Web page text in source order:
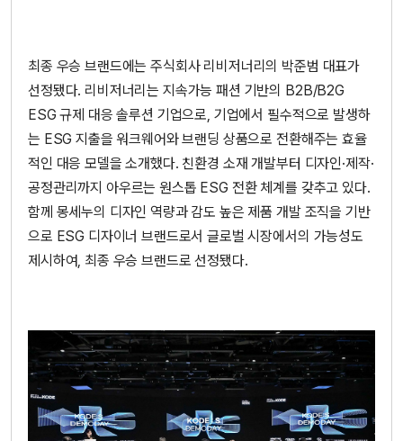
최종 우승 브랜드에는 주식회사 리비저너리의 박준범 대표가
선정됐다. 리비저너리는 지속가능 패션 기반의 B2B/B2G
ESG 규제 대응 솔루션 기업으로, 기업에서 필수적으로 발생하
는 ESG 지출을 워크웨어와 브랜딩 상품으로 전환해주는 효율
적인 대응 모델을 소개했다. 친환경 소재 개발부터 디자인·제작·
공정관리까지 아우르는 원스톱 ESG 전환 체계를 갖추고 있다.
함께 몽세누의 디자인 역량과 감도 높은 제품 개발 조직을 기반
으로 ESG 디자이너 브랜드로서 글로벌 시장에서의 가능성도
제시하여, 최종 우승 브랜드로 선정됐다.